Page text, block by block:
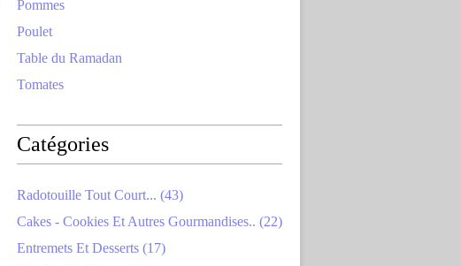
Pommes
Poulet
Table du Ramadan
Tomates
Catégories
Radotouille Tout Court... (43)
Cakes - Cookies Et Autres Gourmandises.. (22)
Entremets Et Desserts (17)